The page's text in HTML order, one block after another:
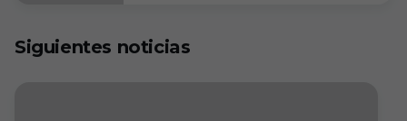
Siguientes noticias